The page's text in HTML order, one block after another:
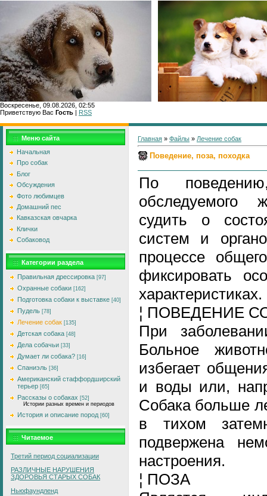
Воскресенье, 09.08.2026, 02:55
Приветствую Вас Гость | RSS
Меню сайта
Начальная
Про собак
Блог
Обсуждения
Фото любимцев
Домашний пес
Кавказская овчарка
Клички
Собаковод
Категории раздела
Правильная дрессировка [97]
Охранные собаки [162]
Подготовка собаки к выставке [40]
Пудель [78]
Лечение собак [135]
Детская собака [48]
Дела собачьи [33]
Думает ли собака? [16]
Спаниэль [36]
Американский стаффордширский
терьер [65]
Рассказы о собаках [52]
Истории разных времен и периодов
История и описание пород [60]
Читаемое
Третий период социализации
РАЗЛИЧHЫЕ HАРУШЕHИЯ
ЗДОРОВЬЯ СТАРЫX СОБАК
Ньюфаундленд
Главная » Файлы » Лечение собак
Поведение, поза, походка
По
обследуемого
судить о
систем и
процессе
фиксировать
характеристиках.
¦ ПОВЕДЕНИЕ
При
Больное
избегает
и воды или,
Собака больше
в тихом
подвержена
настроения.
¦ ПОЗА